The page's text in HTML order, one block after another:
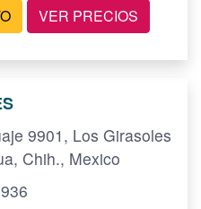
VER PRECIOS
9901, Los Girasoles
Chih., Mexico